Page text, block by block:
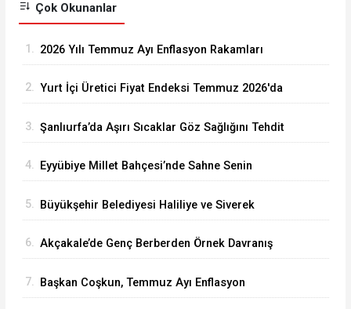
Çok Okunanlar
1. 2026 Yılı Temmuz Ayı Enflasyon Rakamları
2. Yurt İçi Üretici Fiyat Endeksi Temmuz 2026'da
3. Şanlıurfa’da Aşırı Sıcaklar Göz Sağlığını Tehdit
4. Eyyübiye Millet Bahçesi’nde Sahne Senin
5. Büyükşehir Belediyesi Haliliye ve Siverek
6. Akçakale’de Genç Berberden Örnek Davranış
7. Başkan Coşkun, Temmuz Ayı Enflasyon